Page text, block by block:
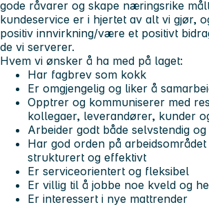
gode råvarer og skape næringsrike
kundeservice er i hjertet av alt vi gjør,
positiv innvirkning/være et positivt
de vi serverer.
Hvem vi ønsker å ha med på laget:
Har fagbrev som kokk
Er omgjengelig og liker å
Opptrer og kommuniserer med
kollegaer, leverandører, kunder
Arbeider godt både selvstendig og
Har god orden på
strukturert og effektivt
Er serviceorientert og fleksibel
Er villig til å jobbe noe kveld og
Er interessert i nye mattrender